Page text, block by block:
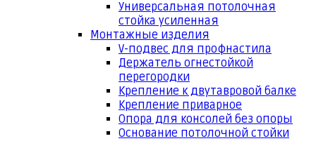
Универсальная потолочная
стойка усиленная
Монтажные изделия
V-подвес для профнастила
Держатель огнестойкой
перегородки
Крепление к двутавровой балке
Крепление приварное
Опора для консолей без опоры
Основание потолочной стойки